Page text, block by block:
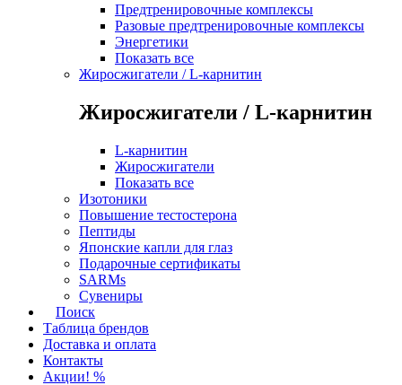
Предтренировочные комплексы
Разовые предтренировочные комплексы
Энергетики
Показать все
Жиросжигатели / L-карнитин
Жиросжигатели / L-карнитин
L-карнитин
Жиросжигатели
Показать все
Изотоники
Повышение тестостерона
Пептиды
Японские капли для глаз
Подарочные сертификаты
SARMs
Сувениры
Поиск
Таблица брендов
Доставка и оплата
Контакты
Акции! %